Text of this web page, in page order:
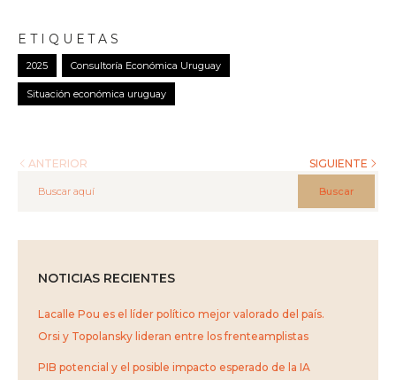
ETIQUETAS
2025 Consultoría Económica Uruguay
Situación económica uruguay
ANTERIOR SIGUIENTE
Buscar
NOTICIAS RECIENTES
Lacalle Pou es el líder político mejor valorado del país.
Orsi y Topolansky lideran entre los frenteamplistas
PIB potencial y el posible impacto esperado de la IA